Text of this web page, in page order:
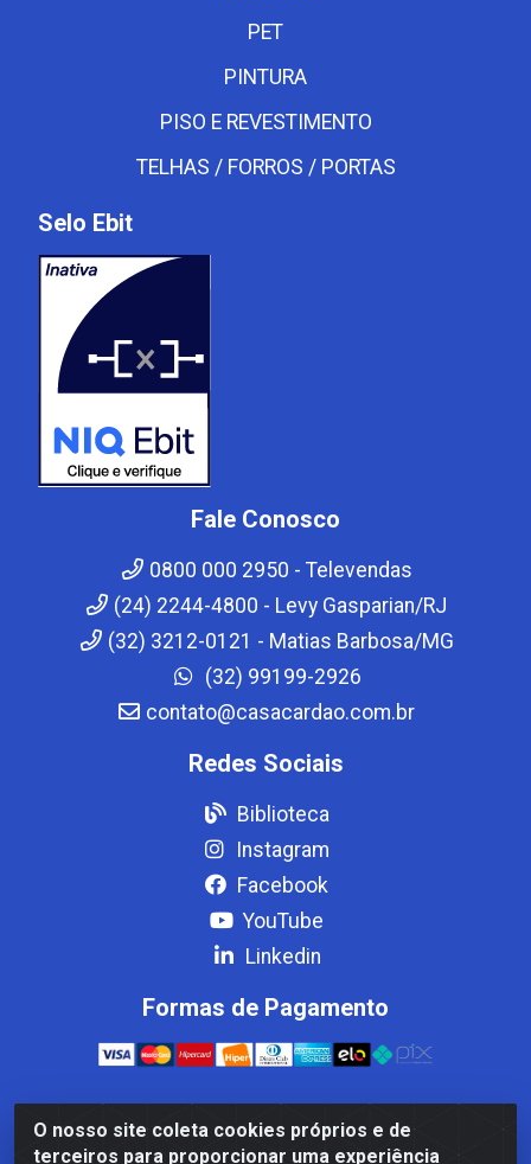
O nosso site coleta cookies próprios e de
terceiros para proporcionar uma experiência
PET
PINTURA
PISO E REVESTIMENTO
TELHAS / FORROS / PORTAS
Selo Ebit
Fale Conosco
0800 000 2950 - Televendas
(24) 2244-4800 - Levy Gasparian/RJ
(32) 3212-0121 - Matias Barbosa/MG
(32) 99199-2926
contato@casacardao.com.br
Redes Sociais
Biblioteca
Instagram
Facebook
YouTube
Linkedin
Formas de Pagamento
Casa Cardão LTDA - Av. Amaral Peixoto, 910 - Afonso